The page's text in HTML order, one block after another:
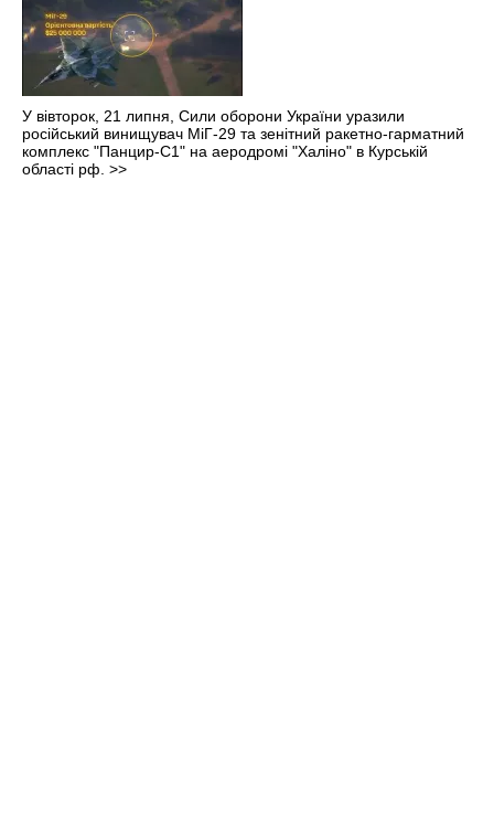
У вівторок, 21 липня, Сили оборони України уразили
російський винищувач МіГ-29 та зенітний ракетно-гарматний
комплекс "Панцир-С1" на аеродромі "Халіно" в Курській
області рф. >>